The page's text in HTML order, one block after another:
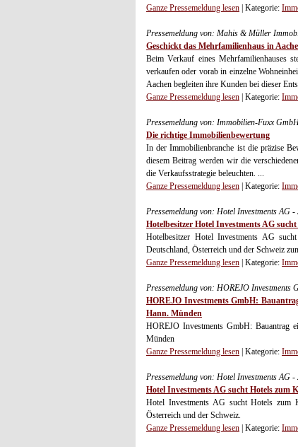
Ganze Pressemeldung lesen | Kategorie:
Pressemeldung von: Mahis & Müller
Geschickt das Mehrfamilienhaus in
Beim Verkauf eines Mehrfamilienhauses
verkaufen oder vorab in einzelne
Aachen begleiten ihre Kunden bei dieser
Ganze Pressemeldung lesen | Kategorie:
Pressemeldung von: Immobilien-Fuxx
Die richtige Immobilienbewertung
In der Immobilienbranche ist die präzise
diesem Beitrag werden wir die
die Verkaufsstrategie beleuchten. ...
Ganze Pressemeldung lesen | Kategorie:
Pressemeldung von: Hotel Investments AG
Hotelbesitzer Hotel Investments AG
Hotelbesitzer Hotel Investments AG
Deutschland, Österreich und der Schweiz
Ganze Pressemeldung lesen | Kategorie:
Pressemeldung von: HOREJO Investments
HOREJO Investments GmbH:
Hann. Münden
HOREJO Investments GmbH: Bauantrag
Münden
Ganze Pressemeldung lesen | Kategorie:
Pressemeldung von: Hotel Investments AG
Hotel Investments AG sucht Hotels zum
Hotel Investments AG sucht Hotels zum
Österreich und der Schweiz.
Ganze Pressemeldung lesen | Kategorie: